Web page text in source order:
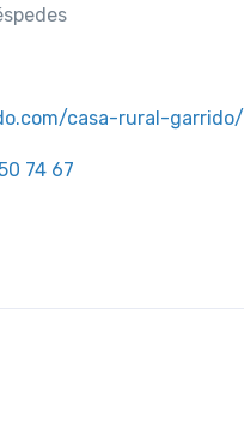
casa-rural-garrido/
74 67